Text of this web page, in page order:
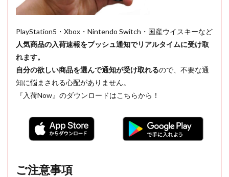
PlayStation5・Xbox・Nintendo Switch・国産ウイスキーなど
人気商品の入荷速報をプッシュ通知でリアルタイムに受け取
れます。
自分の欲しい商品を選んで通知が受け取れるので、不要な通
知に悩まされる心配がありません。
『入荷Now』のダウンロードはこちらから！
ご注意事項